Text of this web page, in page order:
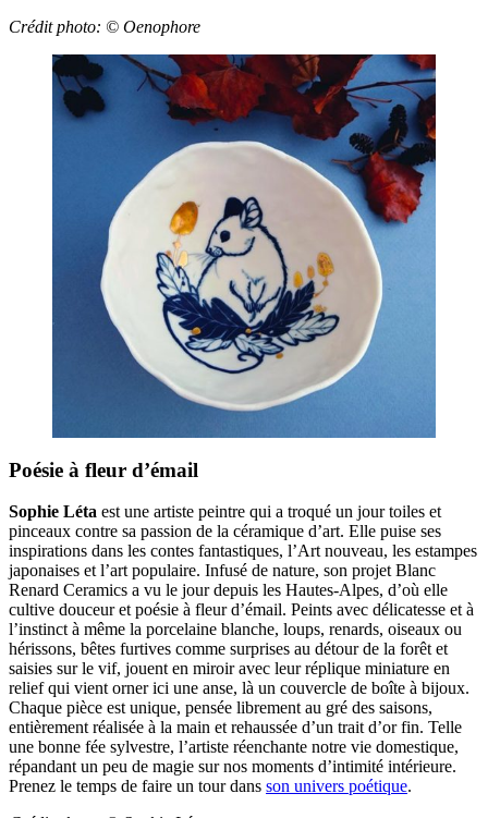
Crédit photo: © Oenophore
Poésie à fleur d’émail
Sophie Léta est une artiste peintre qui a troqué un jour toiles et
pinceaux contre sa passion de la céramique d’art. Elle puise ses
inspirations dans les contes fantastiques, l’Art nouveau, les estampes
japonaises et l’art populaire. Infusé de nature, son projet Blanc
Renard Ceramics a vu le jour depuis les Hautes-Alpes, d’où elle
cultive douceur et poésie à fleur d’émail. Peints avec délicatesse et à
l’instinct à même la porcelaine blanche, loups, renards, oiseaux ou
hérissons, bêtes furtives comme surprises au détour de la forêt et
saisies sur le vif, jouent en miroir avec leur réplique miniature en
relief qui vient orner ici une anse, là un couvercle de boîte à bijoux.
Chaque pièce est unique, pensée librement au gré des saisons,
entièrement réalisée à la main et rehaussée d’un trait d’or fin. Telle
une bonne fée sylvestre, l’artiste réenchante notre vie domestique,
répandant un peu de magie sur nos moments d’intimité intérieure.
Prenez le temps de faire un tour dans son univers poétique.